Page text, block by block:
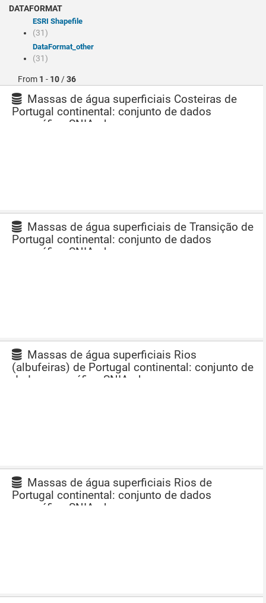
DATAFORMAT
ESRI Shapefile
(31)
dataFormat_other
(31)
From 1 - 10 /36
Massas de água superficiais Costeiras de
Portugal continental: conjunto de dados
geográfico SNIAmb
Massas de água superficiais de Transição de
Portugal continental: conjunto de dados
geográfico SNIAmb
Massas de água superficiais Rios
(albufeiras) de Portugal continental: conjunto de
dados geográfico SNIAmb
Massas de água superficiais Rios de
Portugal continental: conjunto de dados
geográfico SNIAmb